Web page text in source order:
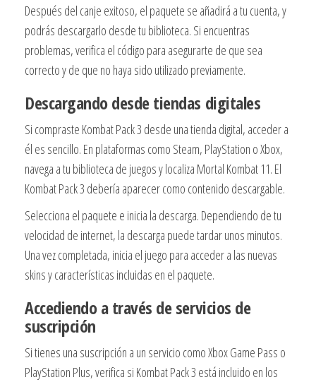
Después del canje exitoso, el paquete se añadirá a tu cuenta, y
podrás descargarlo desde tu biblioteca. Si encuentras
problemas, verifica el código para asegurarte de que sea
correcto y de que no haya sido utilizado previamente.
Descargando desde tiendas digitales
Si compraste Kombat Pack 3 desde una tienda digital, acceder a
él es sencillo. En plataformas como Steam, PlayStation o Xbox,
navega a tu biblioteca de juegos y localiza Mortal Kombat 11. El
Kombat Pack 3 debería aparecer como contenido descargable.
Selecciona el paquete e inicia la descarga. Dependiendo de tu
velocidad de internet, la descarga puede tardar unos minutos.
Una vez completada, inicia el juego para acceder a las nuevas
skins y características incluidas en el paquete.
Accediendo a través de servicios de
suscripción
Si tienes una suscripción a un servicio como Xbox Game Pass o
PlayStation Plus, verifica si Kombat Pack 3 está incluido en los